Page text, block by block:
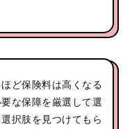
ど保険料は高くなる
な保障を厳選して選
択肢を見つけてもら